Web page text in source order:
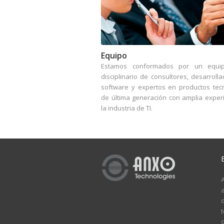
Equipo
Estamos conformados por un
disciplinario de consultores,
software y expertos en productos
de última generación con amplia
la industria de TI.